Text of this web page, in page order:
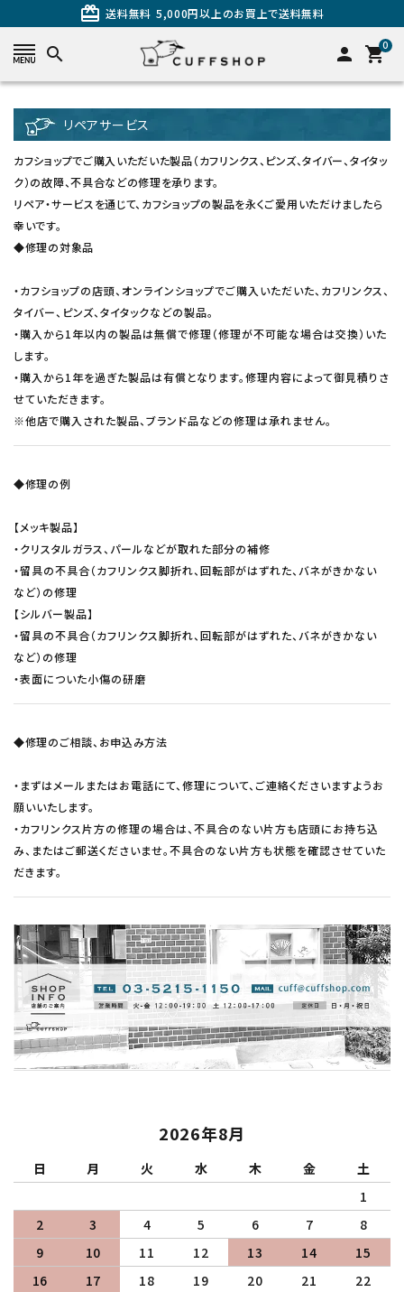
card_giftcard 送料無料 5,000円以上のお買上で送料無料
search person 0
shopping_cart
カテゴリーから探す
カフスを探す
カフス相談室
お問い合わせ
リペアサービス
カフショップでご購入いただいた製品（カフリンクス、ピンズ、タイバー、タイタッ
ク）の故障、不具合などの修理を承ります。
リペア・サービスを通じて、カフショップの製品を永くご愛用いただけましたら
幸いです。
◆修理の対象品
・カフショップの店頭、オンラインショップでご購入いただいた、カフリンクス、
タイバー、ピンズ、タイタックなどの製品。
・購入から1年以内の製品は無償で修理（修理が不可能な場合は交換）いた
します。
・購入から1年を過ぎた製品は有償となります。修理内容によって御見積りさ
せていただきます。
※他店で購入された製品、ブランド品などの修理は承れません。
◆修理の例
【メッキ製品】
・クリスタルガラス、パールなどが取れた部分の補修
・留具の不具合（カフリンクス脚折れ、回転部がはずれた、バネがきかない
など）の修理
【シルバー製品】
・留具の不具合（カフリンクス脚折れ、回転部がはずれた、バネがきかない
など）の修理
・表面についた小傷の研磨
◆修理のご相談、お申込み方法
・まずはメールまたはお電話にて、修理について、ご連絡くださいますようお
願いいたします。
・カフリンクス片方の修理の場合は、不具合のない片方も店頭にお持ち込
み、またはご郵送くださいませ。不具合のない片方も状態を確認させていた
だきます。
2026年8月
日 月 火 水 木 金
土
1
2
3 4 5 6 7
8
9
10 11 12 13 14
15
16
17 18 19 20 21
22